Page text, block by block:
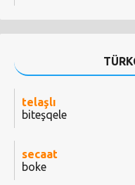
telaşlı
biteşqele
secaat
boke